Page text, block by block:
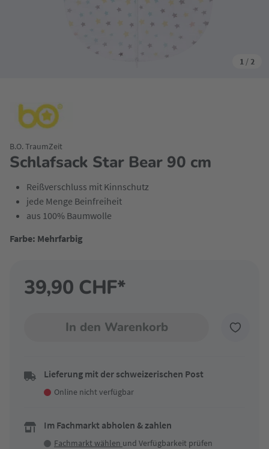
1 / 2
Schlafsack Star Bear 90 cm
B.O. TraumZeit
Reißverschluss mit Kinnschutz
jede Menge Beinfreiheit
aus 100% Baumwolle
Farbe: Mehrfarbig
39,90 CHF*
In den Warenkorb
Lieferung mit der schweizerischen Post
Online nicht verfügbar
Im Fachmarkt abholen & zahlen
Fachmarkt wählen und Verfügbarkeit prüfen